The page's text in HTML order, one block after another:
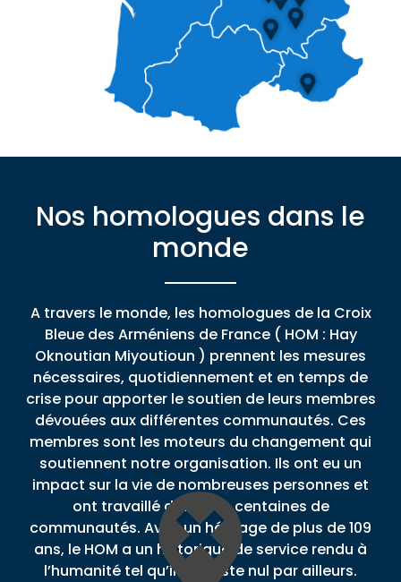
Nos homologues dans le
monde
A travers le monde, les homologues de la Croix
Bleue des Arméniens de France ( HOM : Hay
Oknoutian Miyoutioun ) prennent les mesures
nécessaires, quotidiennement et en temps de
crise pour apporter le soutien de leurs membres
dévouées aux différentes communautés. Ces
membres sont les moteurs du changement qui
soutiennent notre organisation. Ils ont eu un
impact sur la vie de nombreuses personnes et
ont travaillé dans des centaines de
communautés. Avec un héritage de plus de 109
ans, le HOM a un historique de service rendu à
l’humanité tel qu’il en existe nul par ailleurs.